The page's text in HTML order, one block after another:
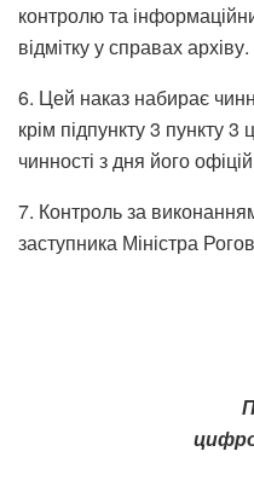
контролю та
відмітку у справах архіву.
6. Цей наказ набирає
крім підпункту 3 пункту
чинності з дня його
7. Контроль за
заступника Міністра